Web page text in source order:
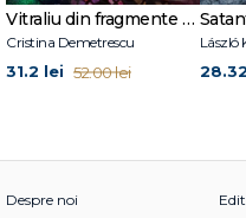
Vitraliu din fragmente de fantomă
Cristina Demetrescu
31.2 lei 52.00 lei
László
Despre noi